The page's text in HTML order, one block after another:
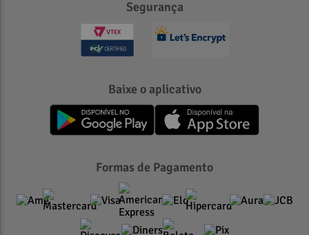
Segurança
Baixe o aplicativo
Formas de Pagamento